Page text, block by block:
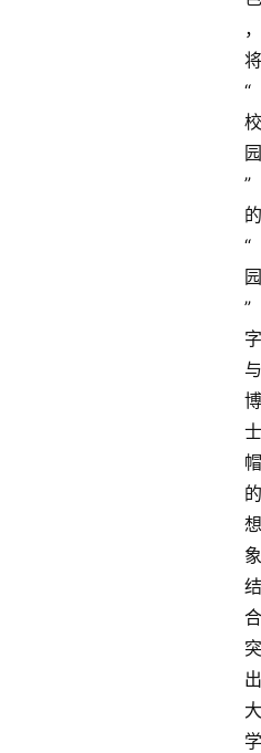
，
将
“
校
园
”
的
“
园
”
字
与
博
士
帽
的
想
象
结
合
突
出
大
学